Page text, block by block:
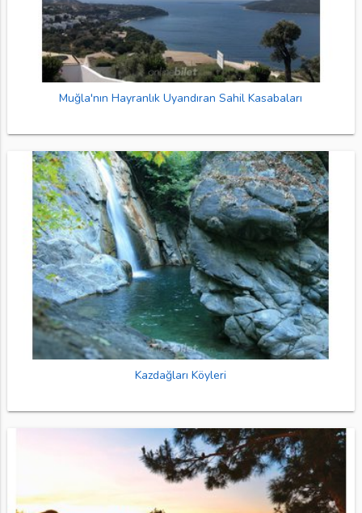
Muğla'nın Hayranlık Uyandıran Sahil Kasabaları
Kazdağları Köyleri